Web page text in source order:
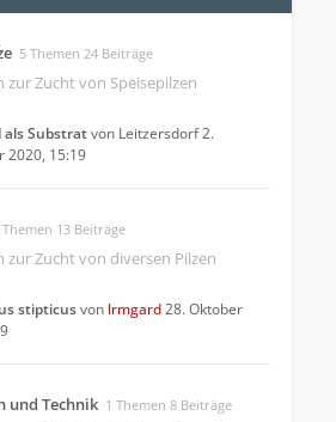
5 Themen 24 Beiträge
zur Zucht von Speisepilzen
als Substratvon Leitzersdorf2.
2020, 15:19
Themen 13 Beiträge
zur Zucht von diversen Pilzen
stipticusvon Irmgard28. Oktober
und Technik 1 Themen 8 Beiträge